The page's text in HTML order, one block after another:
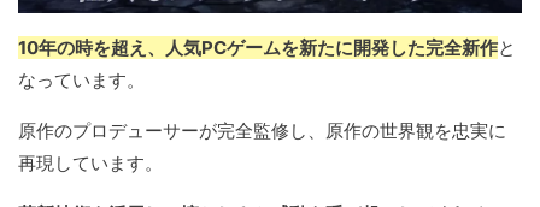
10年の時を超え、人気PCゲームを新たに開発した完全新作と
なっています。
原作のプロデューサーが完全監修し、原作の世界観を忠実に
再現しています。